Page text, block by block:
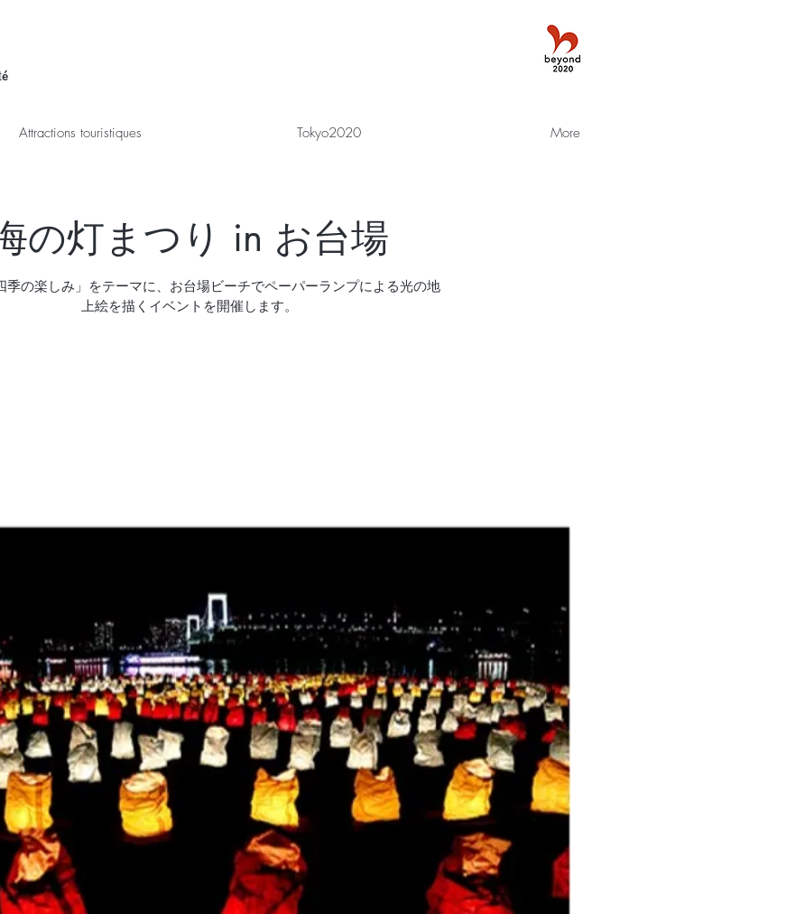
Attractions touristiques Tokyo2020 More
の灯まつり in お台場
季の楽しみ」をテーマに、お台場ビーチでペーパーランプによる光の地
上絵を描くイベントを開催します。